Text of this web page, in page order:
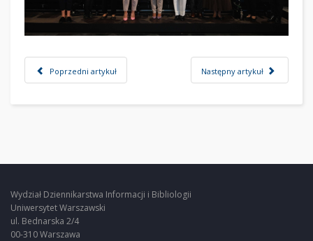
Poprzedni artykuł Następny artykuł
Wydział Dziennikarstwa Informacji i Bibliologii
Uniwersytet Warszawski
ul. Bednarska 2/4
00-310 Warszawa